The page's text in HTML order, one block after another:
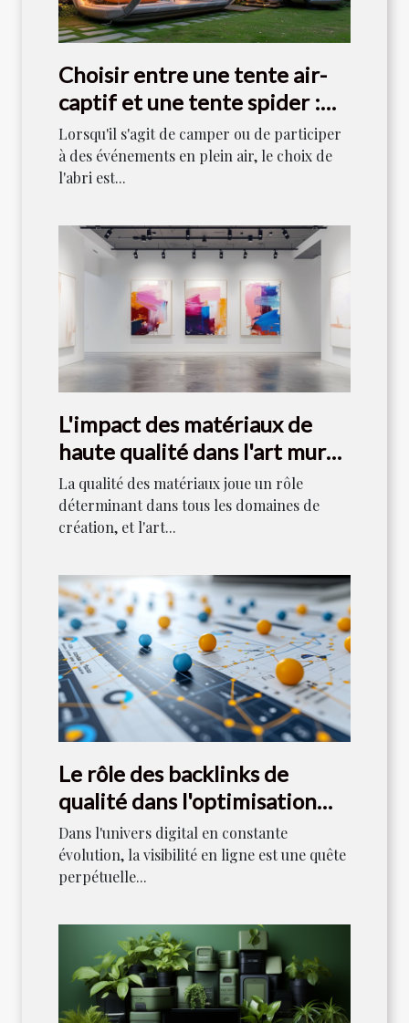
Choisir entre une tente air-
captif et une tente spider :
Quelles différences ?
Lorsqu'il s'agit de camper ou de participer
à des événements en plein air, le choix de
l'abri est...
L'impact des matériaux de
haute qualité dans l'art mural
moderne
La qualité des matériaux joue un rôle
déterminant dans tous les domaines de
création, et l'art...
Le rôle des backlinks de
qualité dans l'optimisation
des moteurs de recherche
Dans l'univers digital en constante
évolution, la visibilité en ligne est une quête
perpétuelle...